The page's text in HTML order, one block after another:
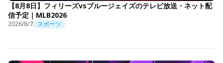
【8月8日】フィリーズvsブルージェイズのテレビ放送・ネット配
信予定｜MLB2026
2026/8/7 スポーツ